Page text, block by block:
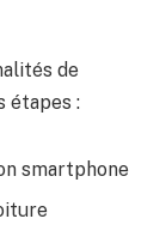
de
étapes :
smartphone